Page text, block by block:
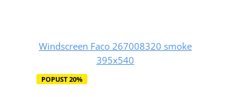
Windscreen Faco 267008320 smoke
395x540
POPUST 20%